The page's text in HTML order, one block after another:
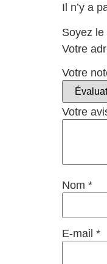
Il n’y a
Soyez le
Votre
Votre
Votre
Nom *
E-mail *